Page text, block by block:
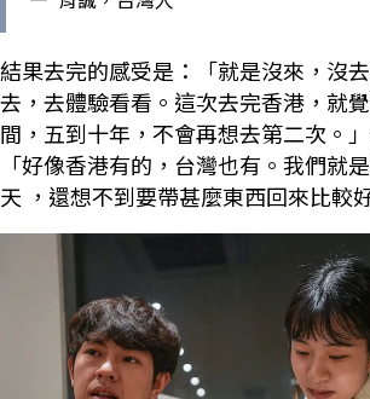
結果去完的感受是：「就是沒來，沒
去，去體驗看看。這次去完香港，就
間，五到十年，不會再想去第二次。
「好像香港有的，台灣也有。我們就
天 ，還想不到要帶甚麼東西回來比較好